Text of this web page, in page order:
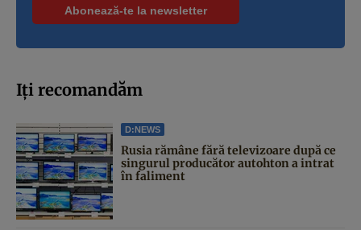
Iți recomandăm
D:NEWS
Rusia rămâne fără televizoare după ce
singurul producător autohton a intrat
în faliment